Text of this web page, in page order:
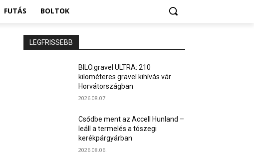
FUTÁS BOLTOK
LEGFRISSEBB
BILO.gravel ULTRA: 210
kilométeres gravel kihívás vár
Horvátországban
2026.08.07.
Csődbe ment az Accell Hunland –
leáll a termelés a tószegi
kerékpárgyárban
2026.08.06.